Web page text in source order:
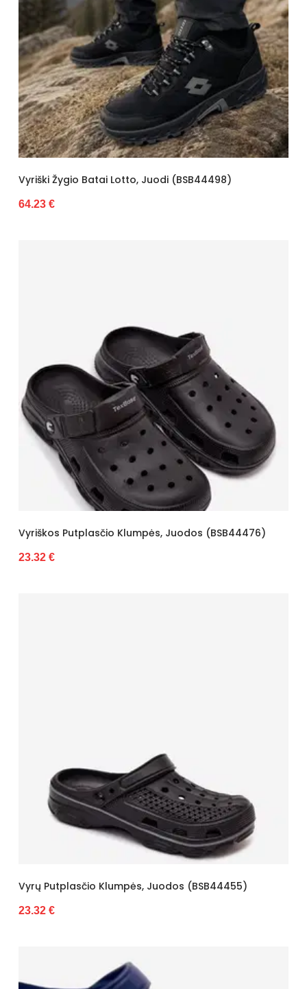
Vyriški Žygio Batai Lotto, Juodi (BSB44498)
64.23 €
Vyriškos Putplasčio Klumpės, Juodos (BSB44476)
23.32 €
Vyrų Putplasčio Klumpės, Juodos (BSB44455)
23.32 €